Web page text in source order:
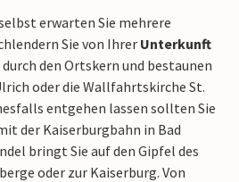
erwarten Sie mehrere
Sie von Ihrer Unterkunft
durch den Ortskern und bestaunen
oder die Wallfahrtskirche St.
entgehen lassen sollten Sie
der Kaiserburgbahn in Bad
bringt Sie auf den Gipfel des
oder zur Kaiserburg. Von